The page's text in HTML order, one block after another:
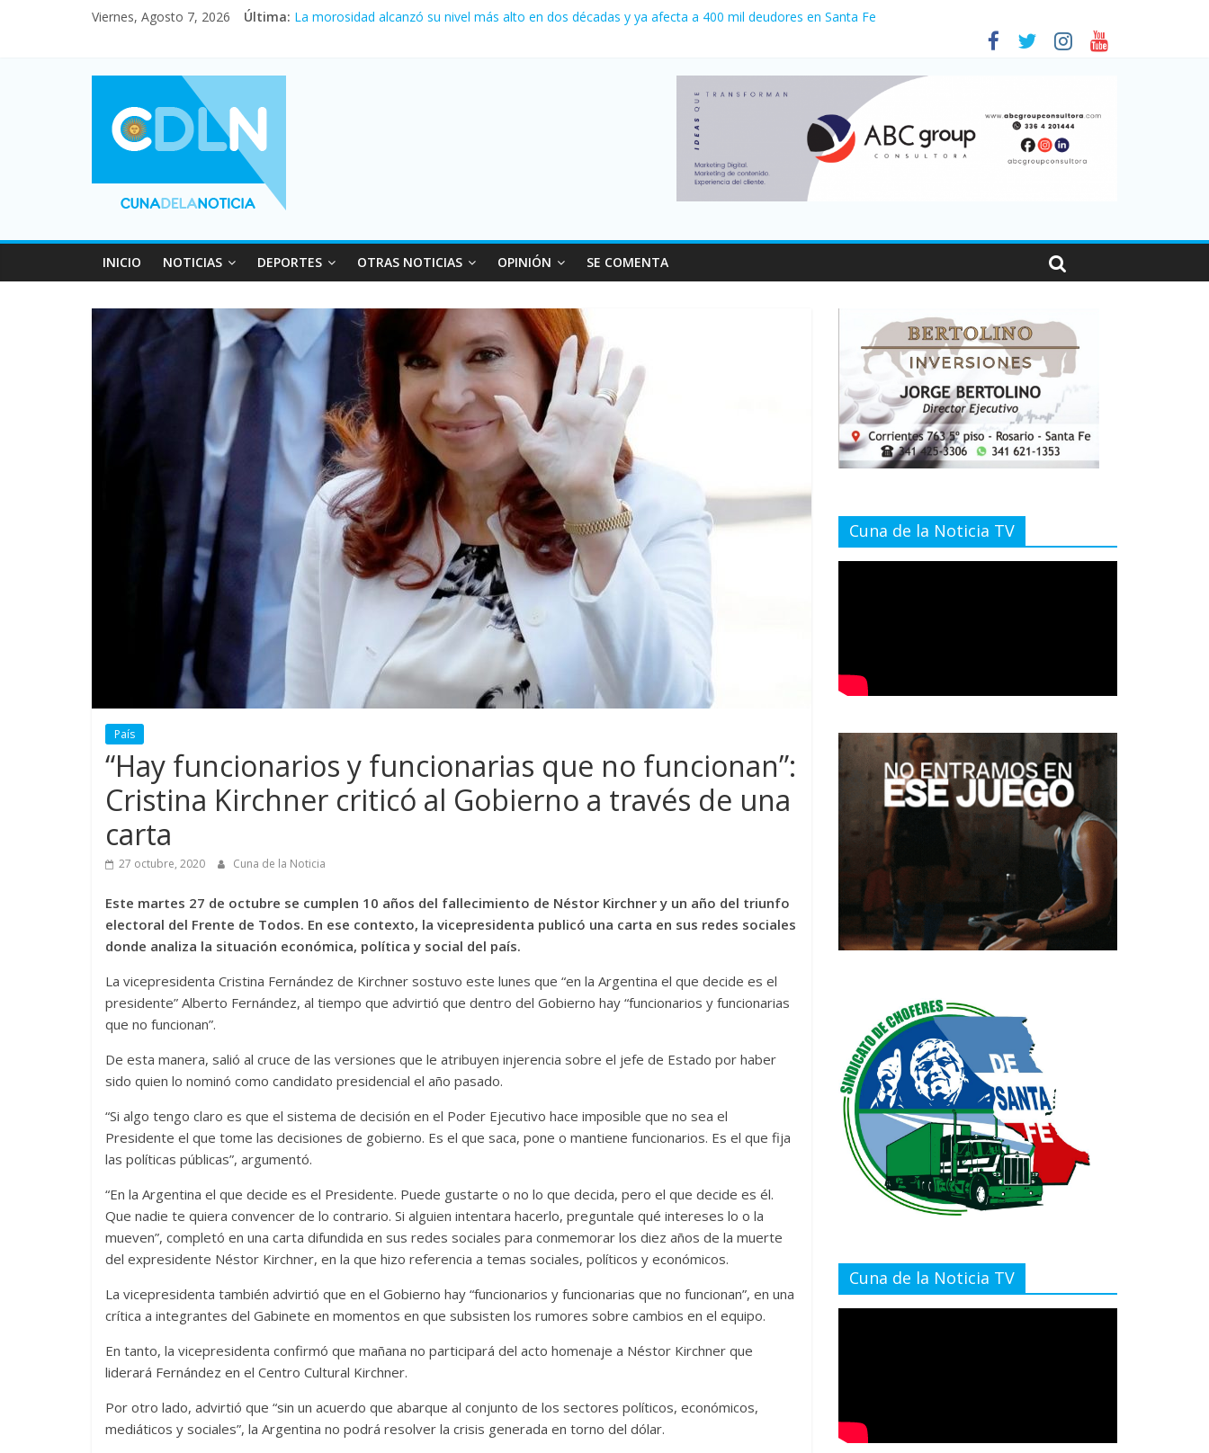
Viernes, Agosto 7, 2026 Última: Central venció 1 a 0 al River de Coudet en el Monumental
Vacaciones de invierno con más movimiento y consumo turístico: 4,6 millones de personas viajaron por el país, un 5,9% más que en 2025
Fuerte caída de la venta de autos usados en julio: bajó un 12,6% interanual
INICIO NOTICIAS DEPORTES OTRAS NOTICIAS OPINIÓN SE COMENTA
País
“Hay funcionarios y funcionarias que no funcionan”:
Cristina Kirchner criticó al Gobierno a través de una
carta
27 octubre, 2020 Cuna de la Noticia
Este martes 27 de octubre se cumplen 10 años del fallecimiento de Néstor Kirchner y un año del triunfo
electoral del Frente de Todos. En ese contexto, la vicepresidenta publicó una carta en sus redes sociales
donde analiza la situación económica, política y social del país.
La vicepresidenta Cristina Fernández de Kirchner sostuvo este lunes que “en la Argentina el que decide es el
presidente” Alberto Fernández, al tiempo que advirtió que dentro del Gobierno hay “funcionarios y funcionarias
que no funcionan”.
De esta manera, salió al cruce de las versiones que le atribuyen injerencia sobre el jefe de Estado por haber
sido quien lo nominó como candidato presidencial el año pasado.
“Si algo tengo claro es que el sistema de decisión en el Poder Ejecutivo hace imposible que no sea el
Presidente el que tome las decisiones de gobierno. Es el que saca, pone o mantiene funcionarios. Es el que fija
las políticas públicas”, argumentó.
“En la Argentina el que decide es el Presidente. Puede gustarte o no lo que decida, pero el que decide es él.
Que nadie te quiera convencer de lo contrario. Si alguien intentara hacerlo, preguntale qué intereses lo o la
mueven”, completó en una carta difundida en sus redes sociales para conmemorar los diez años de la muerte
del expresidente Néstor Kirchner, en la que hizo referencia a temas sociales, políticos y económicos.
La vicepresidenta también advirtió que en el Gobierno hay “funcionarios y funcionarias que no funcionan”, en una
crítica a integrantes del Gabinete en momentos en que subsisten los rumores sobre cambios en el equipo.
En tanto, la vicepresidenta confirmó que mañana no participará del acto homenaje a Néstor Kirchner que
liderará Fernández en el Centro Cultural Kirchner.
Por otro lado, advirtió que “sin un acuerdo que abarque al conjunto de los sectores políticos, económicos,
mediáticos y sociales”, la Argentina no podrá resolver la crisis generada en torno del dólar.
Cuna de la Noticia TV
Cuna de la Noticia TV